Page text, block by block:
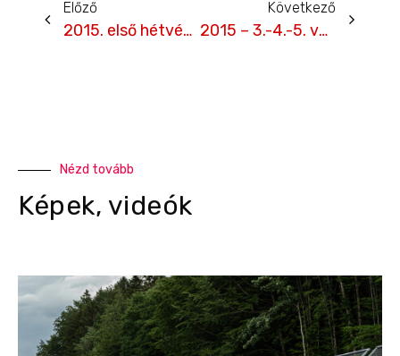
Előző
2015. első hétvége – Hungaroring
Következő
2015 – 3.-4.-5. verseny – Red Bull Ring – Galéria
Nézd tovább
Képek, videók